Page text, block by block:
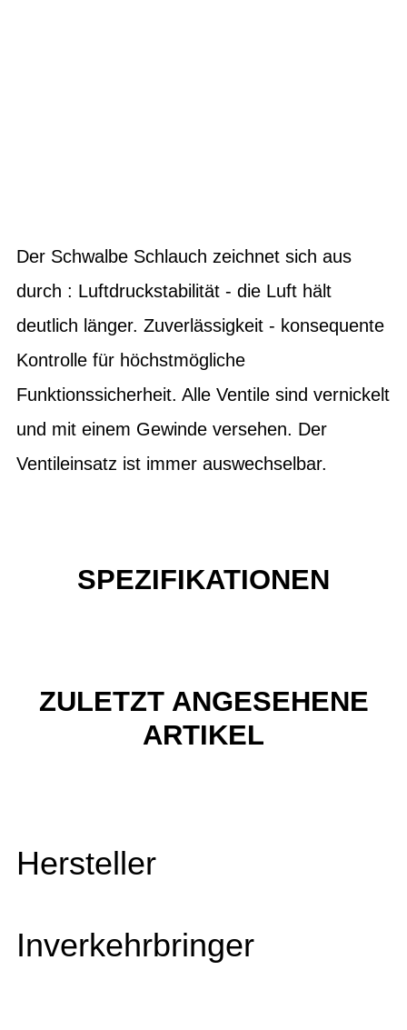
Der Schwalbe Schlauch zeichnet sich aus
durch : Luftdruckstabilität - die Luft hält
deutlich länger. Zuverlässigkeit - konsequente
Kontrolle für höchstmögliche
Funktionssicherheit. Alle Ventile sind vernickelt
und mit einem Gewinde versehen. Der
Ventileinsatz ist immer auswechselbar.
SPEZIFIKATIONEN
ZULETZT ANGESEHENE
ARTIKEL
Hersteller
Inverkehrbringer